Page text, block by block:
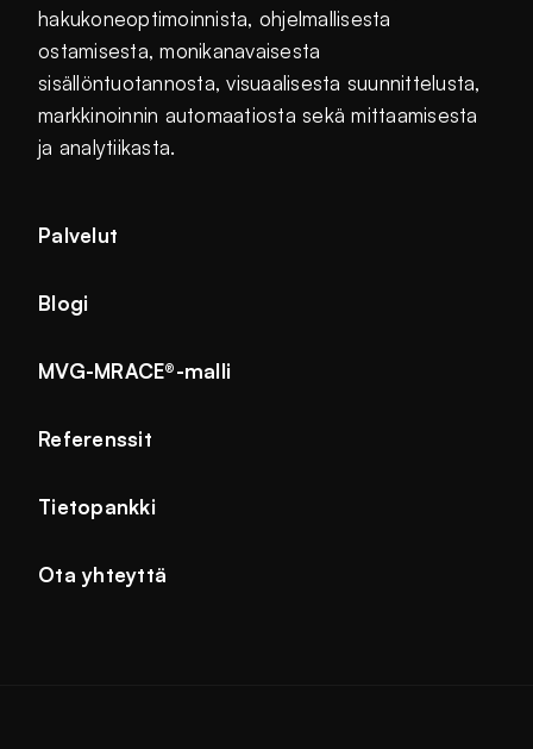
hakukoneoptimoinnista, ohjelmallisesta
ostamisesta, monikanavaisesta
sisällöntuotannosta, visuaalisesta suunnittelusta,
markkinoinnin automaatiosta sekä mittaamisesta
ja analytiikasta.
Palvelut
Blogi
MVG-MRACE®-malli
Referenssit
Tietopankki
Ota yhteyttä